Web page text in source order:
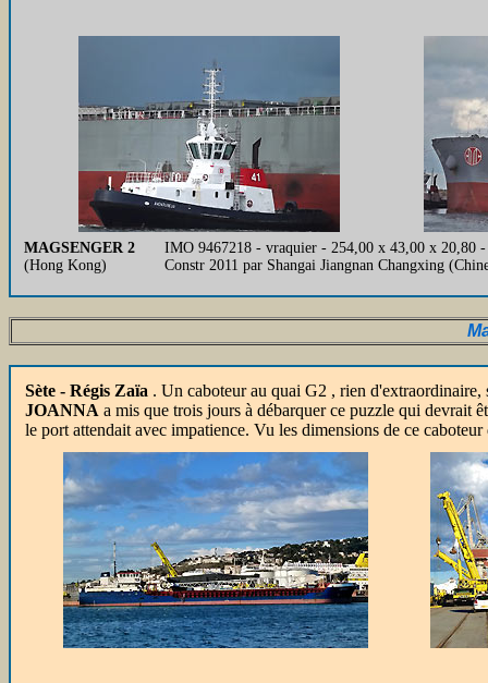
MAGSENGER 2
(Hong Kong)
IMO 9467218 - vraquier - 254,00 x 43,00 x 20,80
Constr 2011 par Shangai Jiangnan Changxing
Sète - Régis Zaïa . Un caboteur au quai G2 , rien
JOANNA a mis que trois jours à débarquer ce puzzle qui devrait
le port attendait avec impatience. Vu les dimensions de ce